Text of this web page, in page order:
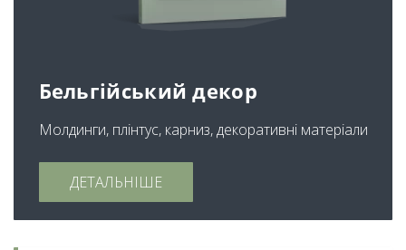
Бельгійський декор
Молдинги, плінтус, карниз, декоративні матеріали
ДЕТАЛЬНІШЕ